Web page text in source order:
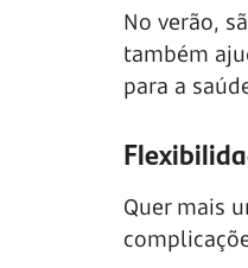
No verão,
também
para a
Quer mais